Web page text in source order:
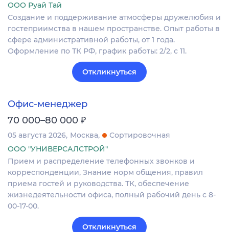
ООО Руай Тай
Создание и поддерживание атмосферы дружелюбия и
гостеприимства в нашем пространстве. Опыт работы в
сфере административной работы, от 1 года.
Оформление по ТК РФ, график работы: 2/2, с 11.
Откликнуться
Офис-менеджер
70 000–80 000 ₽
05 августа 2026 Москва
Сортировочная
ООО "УНИВЕРСАЛСТРОЙ"
Прием и распределение телефонных звонков и
корреспонденции, Знание норм общения, правил
приема гостей и руководства. ТК, обеспечение
жизнедеятельности офиса, полный рабочий день с 8-
00-17-00.
Откликнуться